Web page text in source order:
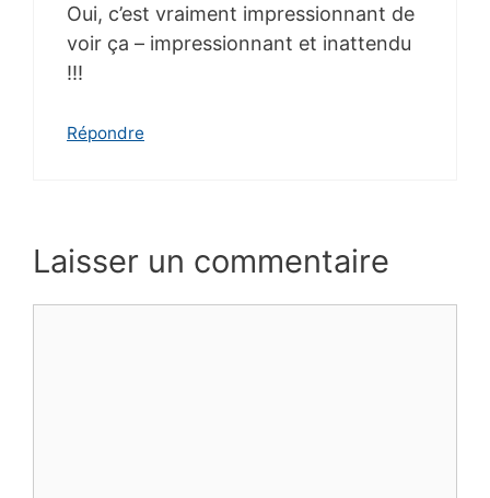
Oui, c’est vraiment impressionnant de
voir ça – impressionnant et inattendu
!!!
Répondre
Laisser un commentaire